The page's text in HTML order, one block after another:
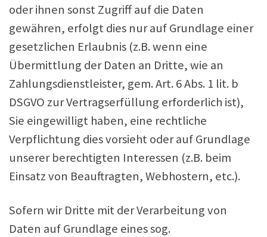
oder ihnen sonst Zugriff auf die Daten
gewähren, erfolgt dies nur auf Grundlage einer
gesetzlichen Erlaubnis (z.B. wenn eine
Übermittlung der Daten an Dritte, wie an
Zahlungsdienstleister, gem. Art. 6 Abs. 1 lit. b
DSGVO zur Vertragserfüllung erforderlich ist),
Sie eingewilligt haben, eine rechtliche
Verpflichtung dies vorsieht oder auf Grundlage
unserer berechtigten Interessen (z.B. beim
Einsatz von Beauftragten, Webhostern, etc.).
Sofern wir Dritte mit der Verarbeitung von
Daten auf Grundlage eines sog.